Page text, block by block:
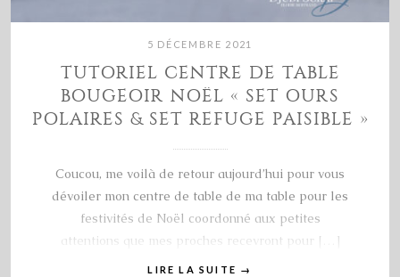
5 DÉCEMBRE 2021
TUTORIEL CENTRE DE TABLE
BOUGEOIR NOËL « SET OURS
POLAIRES & SET REFUGE PAISIBLE »
Coucou, me voilà de retour aujourd’hui pour vous
dévoiler mon centre de table de ma table pour les
festivités de Noël coordonné aux petites
attentions que mes proches recevront pour […]
LIRE LA SUITE →